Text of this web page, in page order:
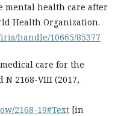
mental health care after
Health Organization.
handle/10665/85377
care for the
2168-VIII (2017,
2168-19#Text [in